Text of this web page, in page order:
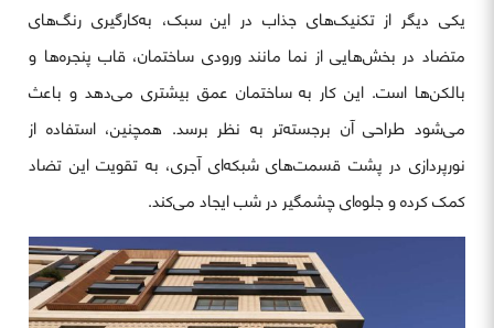
یکی دیگر از تکنیک‌های جذاب در این سبک، به‌کارگیری رنگ‌های
متضاد در بخش‌هایی از نما مانند ورودی ساختمان، قاب پنجره‌ها و
بالکن‌ها است. این کار به ساختمان عمق بیشتری می‌دهد و باعث
می‌شود طراحی آن برجسته‌تر به نظر برسد. همچنین، استفاده از
نورپردازی در پشت قسمت‌های شبکه‌ای آجری، به تقویت این تضاد
کمک کرده و جلوه‌ای چشمگیر در شب ایجاد می‌کند.